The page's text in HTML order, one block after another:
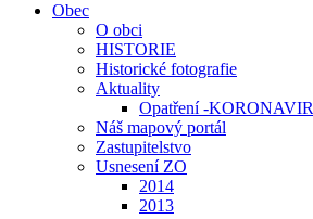
Obec
O obci
HISTORIE
Historické fotografie
Aktuality
Opatření -KORONAVIR
Náš mapový portál
Zastupitelstvo
Usnesení ZO
2014
2013